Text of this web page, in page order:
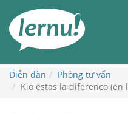
đến
phần
dung
Diễn đàn
Phòng tư vấn
Kio estas la diferenco (en